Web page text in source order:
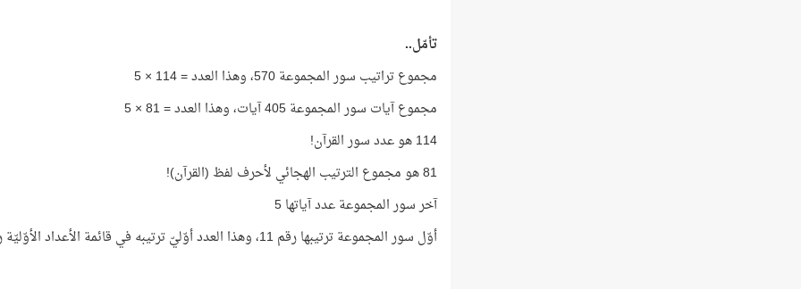
تأمّل..
مجموع تراتيب سور المجموعة 570، وهذا العدد = 114 × 5
مجموع آيات سور المجموعة 405 آيات، وهذا العدد = 81 × 5
114 هو عدد سور القرآن!
81 هو مجموع الترتيب الهجائي لأحرف لفظ (القرآن)!
آخر سور المجموعة عدد آياتها 5
أوّل سور المجموعة ترتيبها رقم 11، وهذا العدد أوّليّ ترتيبه في قائمة الأعداد الأوّليّة رقم 5